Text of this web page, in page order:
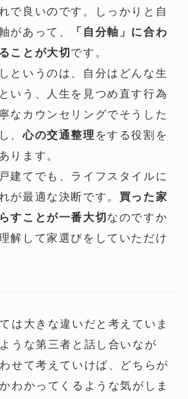
で良いのです。しっかりと自
があって、
「自分軸」に合わ
ことが大切 です。
というのは、自分はどんな生
いう、人生を見つめ直す行為
なカウンセリングでそうした
、心の交通整理 をする役割を
ります。
建てでも、ライフスタイルに
が最適な決断です。 買った家
すことが一番大切 なのですか
解して家選びをしていただけ
は大きな違いだと考えていま
うな第三者と話し合いなが
せて考えていけば、どちらが
わかってくるような気がしま